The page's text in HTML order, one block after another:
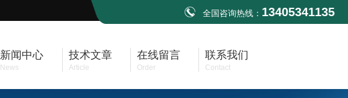
全国咨询热线： 13405341135
新闻中心
News
技术文章
Article
在线留言
Order
联系我们
Contact